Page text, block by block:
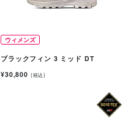
ウィメンズ
ブラックフィン 3 ミッド DT
¥30,800 (税込)